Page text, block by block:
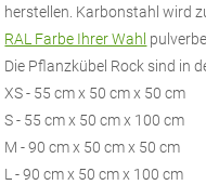
herstellen. Karbonstahl wird
RAL Farbe Ihrer Wahl
Die Pflanzkübel Rock sind in
XS - 55 cm x 50 cm x 50 cm
S - 55 cm x 50 cm x 100 cm
M - 90 cm x 50 cm x 50 cm
L - 90 cm x 50 cm x 100 cm